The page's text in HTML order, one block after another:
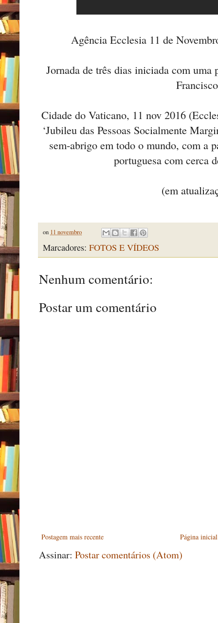
Agência Ecclesia 11 de
Jornada de três dias iniciada com uma
Francisco
Cidade do Vaticano, 11 nov 2016
‘Jubileu das Pessoas Socialmente
sem-abrigo em todo o mundo, com a
portuguesa com cerca
(em
on 11 novembro
Marcadores: FOTOS E VÍDEOS
Nenhum comentário:
Postar um comentário
Postagem mais recente Página inicial
Assinar: Postar comentários (Atom)